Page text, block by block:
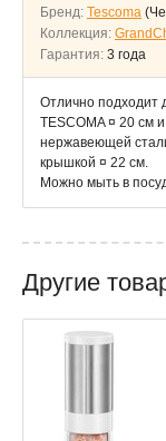
Бренд: Tescoma
Коллекция:
Гарантия: 3 года
Отлично подходит
TESCOMA ¤ 20 см
нержавеющей
крышкой ¤ 22 см.
Можно мыть в
Другие